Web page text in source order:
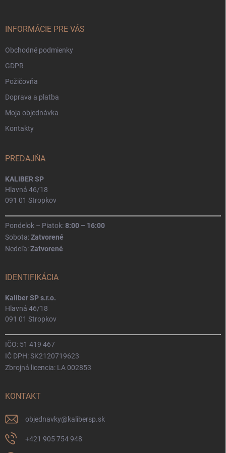
INFORMÁCIE PRE VÁS
Obchodné podmienky
GDPR
Požičovňa
Doprava a platba
Moja objednávka
Kontakty
PREDAJŇA
KALIBER SP
Hlavná 46/18
091 01 Stropkov
Pondelok – Piatok:8:00 – 16:00
Sobota:Zatvorené
Nedeľa:Zatvorené
IDENTIFIKÁCIA
Kaliber SP s.r.o.
Hlavná 46/18
091 01 Stropkov
IČO: 51 419 467
IČ DPH: SK2120719623
Zbrojná licencia: LA 002853
KONTAKT
objednavky@kalibersp.sk
+421 905 754 948